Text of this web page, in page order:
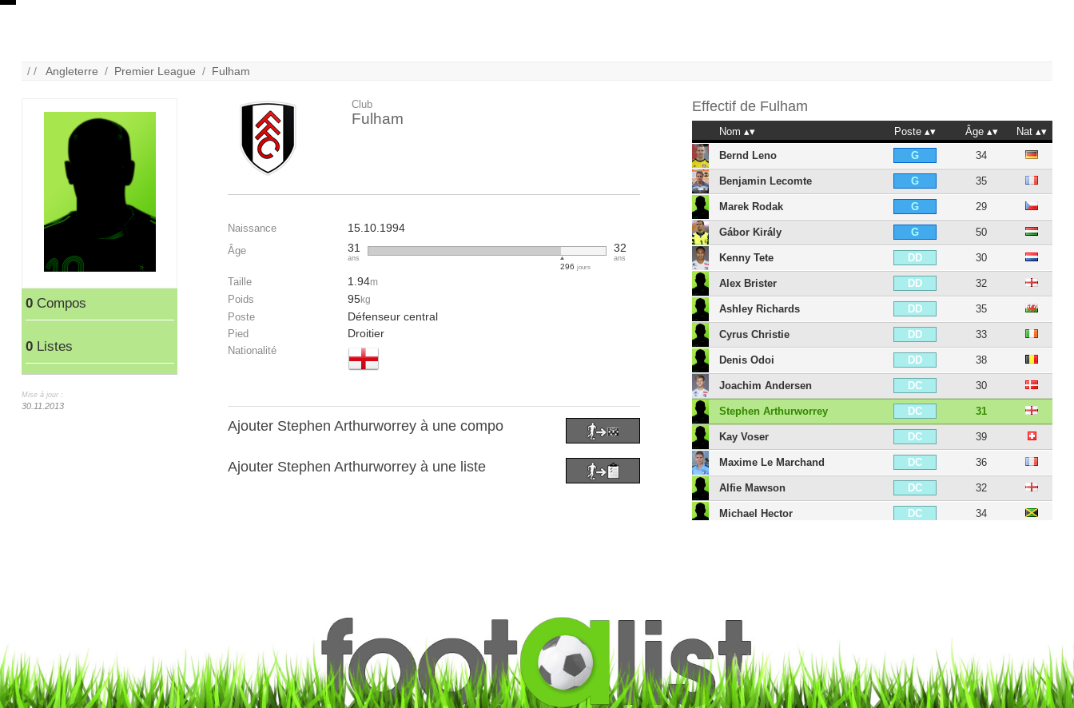
/ /Angleterre / Premier League / Fulham
0Compos
0Listes
Mise à jour :
30.11.2013
Club
Fulham
Naissance 15.10.1994
Âge 31
ans
296 jours
32
ans
Taille 1.94m
Poids 95kg
Poste Défenseur central
Pied Droitier
Nationalité
Ajouter Stephen Arthurworrey à une compo
Ajouter Stephen Arthurworrey à une liste
Effectif de Fulham
Nom Poste Âge
Nat
Bernd Leno
G 34
Benjamin Lecomte G 35
Marek Rodak G 29
Gábor Király G 50
Kenny Tete DD 30
Alex Brister DD 32
Ashley Richards DD 35
Cyrus Christie DD 33
Denis Odoi DD 38
Joachim Andersen DC 30
Stephen Arthurworrey DC 31
Kay Voser DC 39
Maxime Le Marchand DC 36
Alfie Mawson DC 32
Michael Hector DC 34
William Kvist
Ronny Minkwitz MDC 32
Jamie O'Hara MC 39